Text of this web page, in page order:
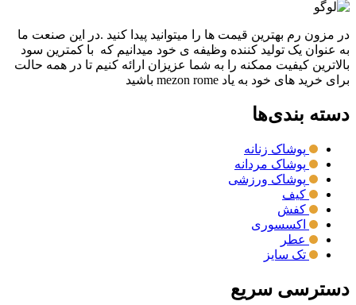
در مزون رم بهترین قیمت ها را میتوانید پیدا کنید .در این صنعت ما
به عنوان یک تولید کننده وظیفه ی خود میدانیم که با کمترین سود
بالاترین کیفیت ممکنه را به شما عزیزان ارائه کنیم تا در همه حالت
برای خرید های خود به یاد mezon rome باشید
دسته بندی‌ها
پوشاک زنانه
پوشاک مردانه
پوشاک ورزشی
کیف
کفش
اکسسوری
عطر
تک سایز
دسترسی سریع